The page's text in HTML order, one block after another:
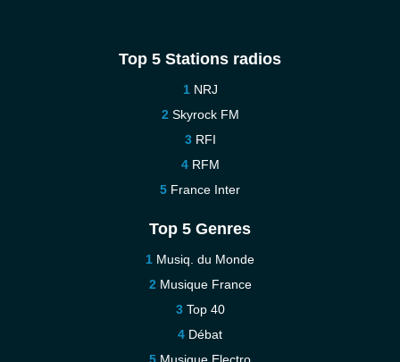
Top 5 Stations radios
NRJ
Skyrock FM
RFI
RFM
France Inter
Top 5 Genres
Musiq. du Monde
Musique France
Top 40
Débat